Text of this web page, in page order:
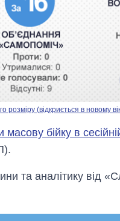
(відкриється в новому
бійку в
та аналітику від